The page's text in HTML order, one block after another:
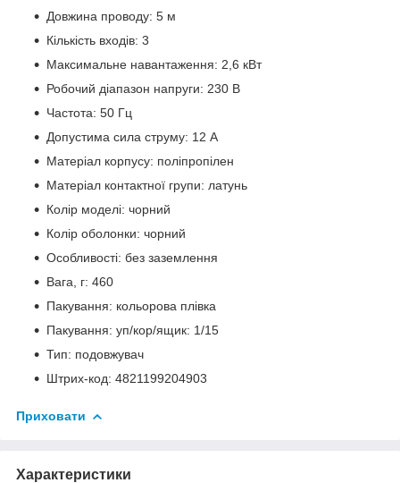
Довжина проводу: 5 м
Кількість входів: 3
Максимальне навантаження: 2,6 кВт
Робочий діапазон напруги: 230 В
Частота: 50 Гц
Допустима сила струму: 12 А
Матеріал корпусу: поліпропілен
Матеріал контактної групи: латунь
Колір моделі: чорний
Колір оболонки: чорний
Особливості: без заземлення
Вага, г: 460
Пакування: кольорова плівка
Пакування: уп/кор/ящик: 1/15
Тип: подовжувач
Штрих-код: 4821199204903
Приховати
Характеристики